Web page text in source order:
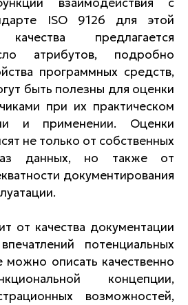
ISO 9126 для этой
качества предлагается
атрибутов, подробно
программных средств,
быть полезны для оценки
при их практическом
и применении. Оценки
не только от собственных
данных, но также от
документирования
от качества документации
потенциальных
можно описать качественно
концепции,
возможностей,